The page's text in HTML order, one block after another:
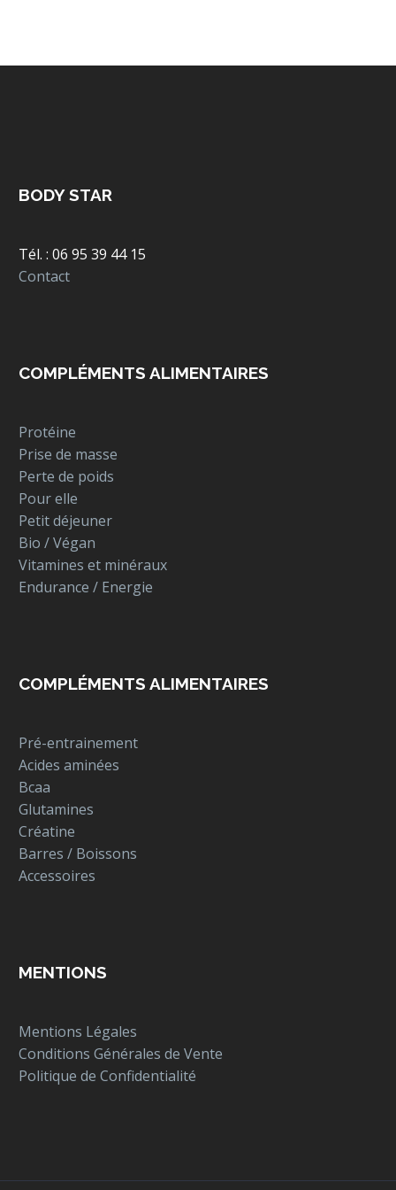
BODY STAR
Tél. : 06 95 39 44 15
Contact
COMPLÉMENTS ALIMENTAIRES
Protéine
Prise de masse
Perte de poids
Pour elle
Petit déjeuner
Bio / Végan
Vitamines et minéraux
Endurance / Energie
COMPLÉMENTS ALIMENTAIRES
Pré-entrainement
Acides aminées
Bcaa
Glutamines
Créatine
Barres / Boissons
Accessoires
MENTIONS
Mentions Légales
Conditions Générales de Vente
Politique de Confidentialité